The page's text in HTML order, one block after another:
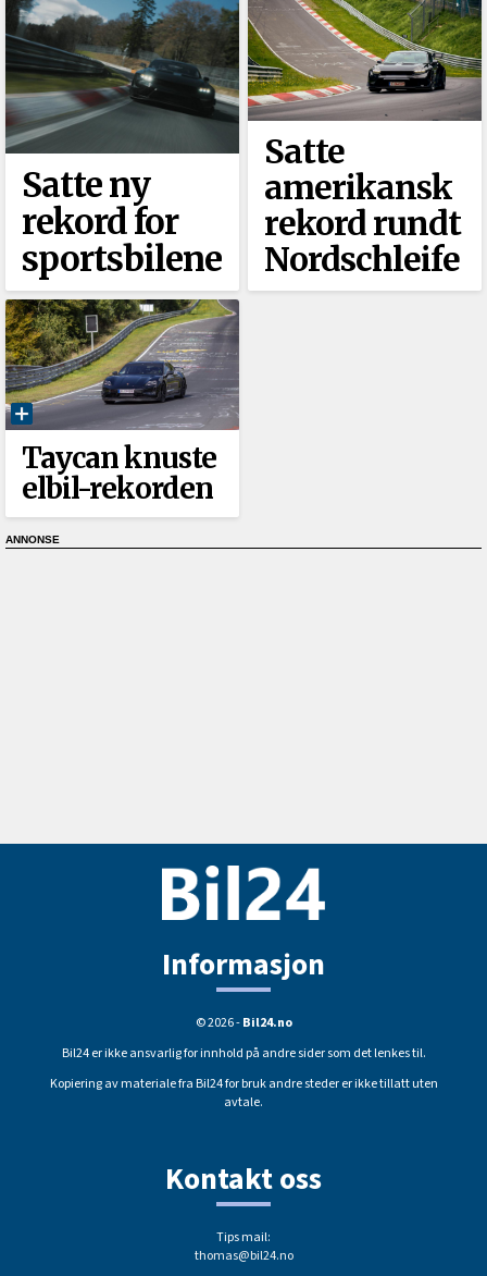
Satte ny
rekord for
sportsbilene
Satte
amerikansk
rekord rundt
Nordschleife
Taycan knuste
elbil-rekorden
Informasjon
© 2026 -Bil24.no
Bil24 er ikke ansvarlig for innhold på andre sider som det lenkes til.
Kopiering av materiale fra Bil24 for bruk andre steder er ikke tillatt uten
avtale.
Kontakt oss
Tips mail:
thomas@bil24.no